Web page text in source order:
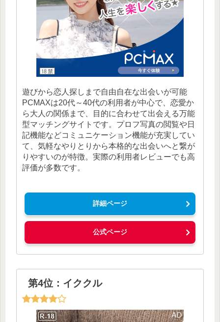
遊びから恋人探しまで自由自在な出会いが可能
PCMAXは20代～40代の利用者が中心で、恋愛か
ら大人の関係まで、目的に合わせて出会える万能
型マッチングサイトです。プロフ写真の閲覧や日
記機能などコミュニケーション機能が充実してい
て、気軽なやりとりから本格的な出会いへと繋が
りやすいのが特徴。実際の利用者レビューでも高
評価が多数です。
詳細ページ
公式ページ
第4位：イククル